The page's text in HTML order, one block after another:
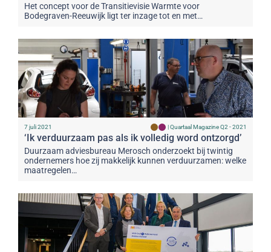
Het concept voor de Transitievisie Warmte voor
Bodegraven-Reeuwijk ligt ter inzage tot en met…
7 juli 2021 |Quartaal Magazine Q2 - 2021
‘Ik verduurzaam pas als ik volledig word ontzorgd’
Duurzaam adviesbureau Merosch onderzoekt bij twintig
ondernemers hoe zij makkelijk kunnen verduurzamen: welke
maatregelen…